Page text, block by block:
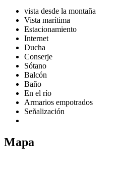
vista desde la montaña
Vista marítima
Estacionamiento
Internet
Ducha
Conserje
Sótano
Balcón
Baño
En el río
Armarios empotrados
Señalización
Mapa